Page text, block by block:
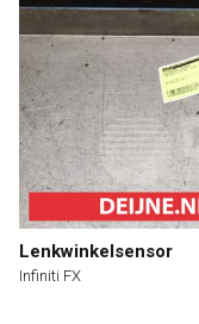
Lenkwinkelsensor
Infiniti FX